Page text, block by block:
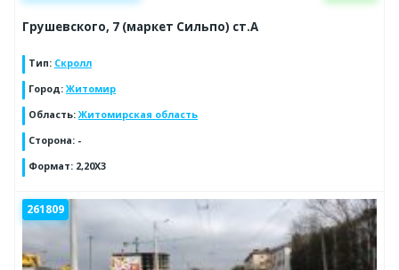
Грушевского, 7 (маркет Сильпо) ст.А
Тип: Скролл
Город: Житомир
Область: Житомирская область
Сторона: -
Формат: 2,20Х3
261809